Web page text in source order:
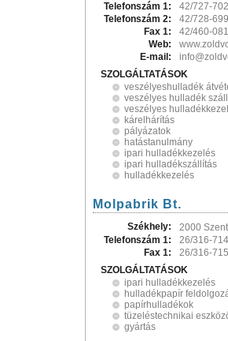
Telefonszám 1:
42/727-702
Telefonszám 2:
42/728-699
Fax 1:
42/460-081
Web:
E-mail:
SZOLGÁLTATÁSOK
veszélyeshulladék
veszélyes hulladék
veszélyes
kárelhárítás
pályázatok
hatástanulmány
ipari hulladékkezelés
ipari hulladékszállítás
hulladékkezelés
Molpabrik Bt.
Székhely:
2000
Telefonszám 1:
26/316-714
Fax 1:
26/316-715
SZOLGÁLTATÁSOK
ipari hulladékkezelés
hulladékpapír
papírhulladékok
tüzeléstechnikai
gyártás